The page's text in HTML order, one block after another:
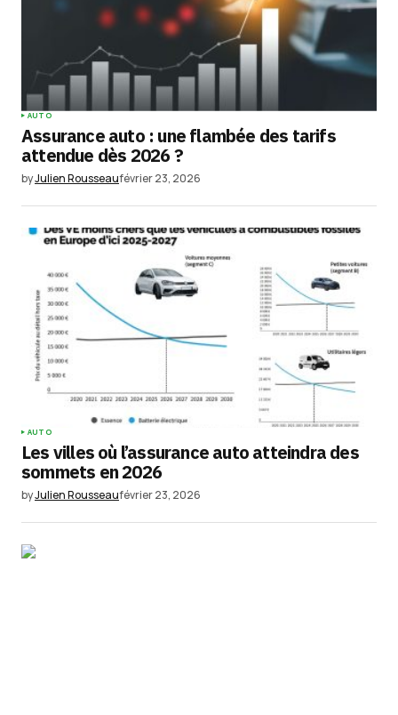
AUTO
Assurance auto : une flambée des tarifs
attendue dès 2026 ?
byJulien Rousseaufévrier 23, 2026
AUTO
Les villes où l’assurance auto atteindra des
sommets en 2026
byJulien Rousseaufévrier 23, 2026